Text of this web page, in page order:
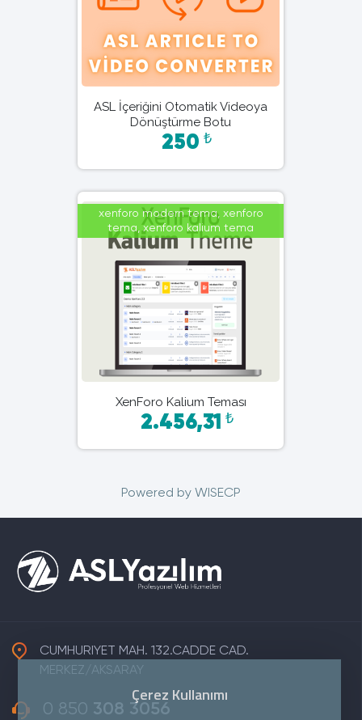
ASL İçeriğini Otomatik Videoya
Dönüştürme Botu
₺
250
xenforo modern tema, xenforo
tema, xenforo kalium tema
XenForo Kalium Teması
₺
2.456,31
Powered by WISECP
CUMHURIYET MAH. 132.CADDE CAD.
MERKEZ/AKSARAY
0 850 308 3056
Çerez Kullanımı